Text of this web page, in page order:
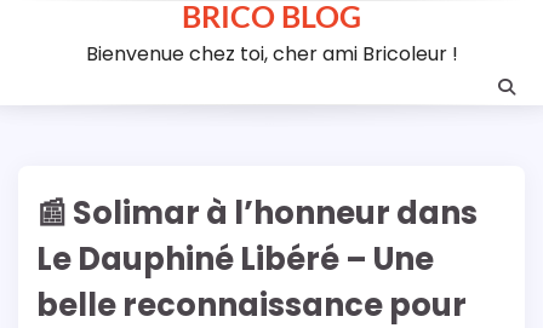
BRICO BLOG
Bienvenue chez toi, cher ami Bricoleur !
📰 Solimar à l’honneur dans
Le Dauphiné Libéré – Une
belle reconnaissance pour